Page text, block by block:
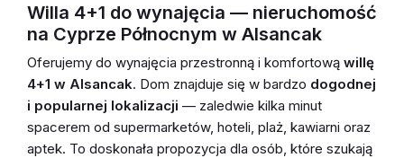
Willa 4+1 do wynajęcia — nieruchomość
na Cyprze Północnym w Alsancak
Oferujemy do wynajęcia przestronną i komfortową willę
4+1 w Alsancak. Dom znajduje się w bardzo dogodnej
i popularnej lokalizacji — zaledwie kilka minut
spacerem od supermarketów, hoteli, plaż, kawiarni oraz
aptek. To doskonała propozycja dla osób, które szukają